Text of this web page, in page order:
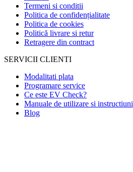
Termeni si conditii
Politica de confidențialitate
Politica de cookies
Politică livrare si retur
Retragere din contract
SERVICII CLIENTI
Modalitati plata
Programare service
Ce este EV Check?
Manuale de utilizare si instructiuni
Blog